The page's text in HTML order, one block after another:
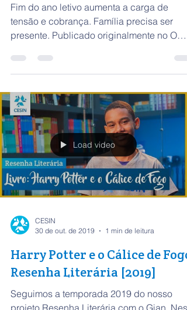
O filho ficou em recuperação?
Saiba como ajudá-lo.
Fim do ano letivo aumenta a carga de
LIBERAL Com a chegada...
Load video
CESIN
30 de out. de 2019
1 min de leitura
Harry Potter e o Cálice de Fogo